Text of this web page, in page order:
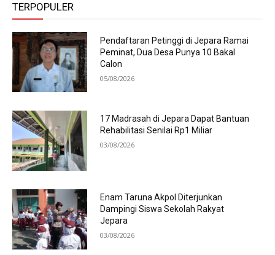
TERPOPULER
Pendaftaran Petinggi di Jepara Ramai
Peminat, Dua Desa Punya 10 Bakal
Calon
05/08/2026
17 Madrasah di Jepara Dapat Bantuan
Rehabilitasi Senilai Rp1 Miliar
03/08/2026
Enam Taruna Akpol Diterjunkan
Dampingi Siswa Sekolah Rakyat
Jepara
03/08/2026